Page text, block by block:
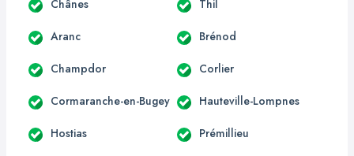
Chânes Thil
Aranc Brénod
Champdor Corlier
Cormaranche-en-Bugey Hauteville-Lompnes
Hostias Prémillieu